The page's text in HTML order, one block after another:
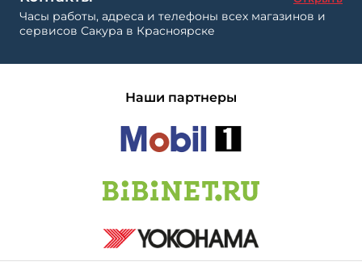
Часы работы, адреса и телефоны всех магазинов и
сервисов Сакура в Красноярске
Наши партнеры